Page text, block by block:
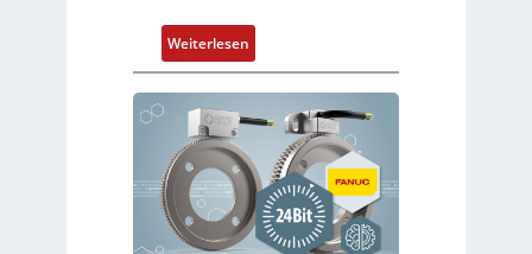
s
s
t
s
c
h
f
l
Weiterlesen:
M
o
b
l
u
n